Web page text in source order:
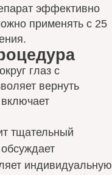
эффективно
применять с 25
глаз с
вернуть
тщательный
индивидуальную